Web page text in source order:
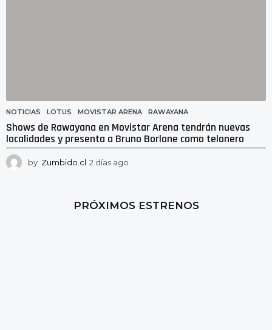
NOTICIAS LOTUS ,MOVISTAR ARENA ,RAWAYANA
Shows de Rawayana en Movistar Arena tendrán nuevas
localidades y presenta a Bruno Borlone como telonero
by Zumbido.cl 2 días ago
a
PRÓXIMOS ESTRENOS